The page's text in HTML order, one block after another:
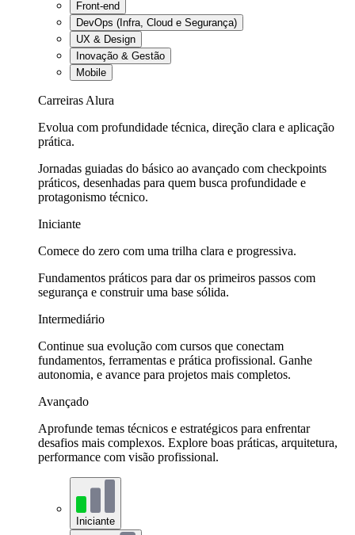
Front-end
DevOps (Infra, Cloud e Segurança)
UX & Design
Inovação & Gestão
Mobile
Carreiras Alura
Evolua com profundidade técnica, direção clara e aplicação
prática.
Jornadas guiadas do básico ao avançado com checkpoints
práticos, desenhadas para quem busca profundidade e
protagonismo técnico.
Iniciante
Comece do zero com uma trilha clara e progressiva.
Fundamentos práticos para dar os primeiros passos com
segurança e construir uma base sólida.
Intermediário
Continue sua evolução com cursos que conectam
fundamentos, ferramentas e prática profissional. Ganhe
autonomia, e avance para projetos mais completos.
Avançado
Aprofunde temas técnicos e estratégicos para enfrentar
desafios mais complexos. Explore boas práticas, arquitetura,
performance com visão profissional.
Iniciante